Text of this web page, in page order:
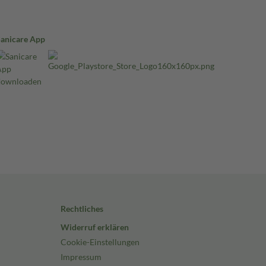
App
Rechtliches
Widerruf erklären
Cookie-Einstellungen
Impressum